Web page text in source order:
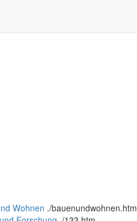
Wohnen ./bauenundwohnen.htm